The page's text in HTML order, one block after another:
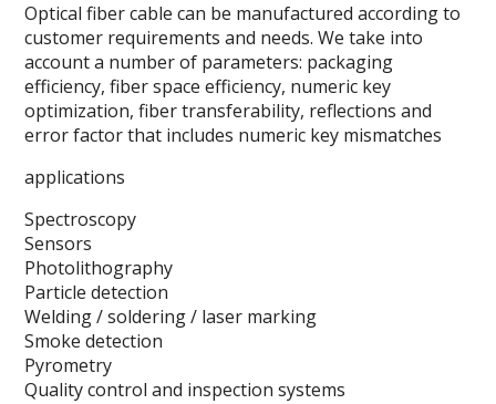
Optical fiber cable can be manufactured according to
customer requirements and needs. We take into
account a number of parameters: packaging
efficiency, fiber space efficiency, numeric key
optimization, fiber transferability, reflections and
error factor that includes numeric key mismatches
applications
Spectroscopy
Sensors
Photolithography
Particle detection
Welding / soldering / laser marking
Smoke detection
Pyrometry
Quality control and inspection systems